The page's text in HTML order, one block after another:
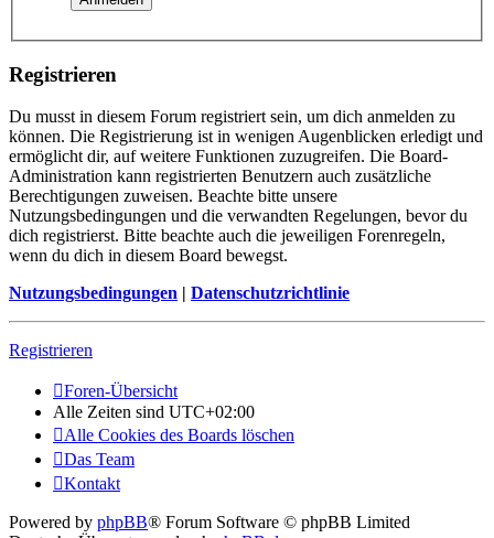
Registrieren
Du musst in diesem Forum registriert sein, um dich anmelden zu
können. Die Registrierung ist in wenigen Augenblicken erledigt und
ermöglicht dir, auf weitere Funktionen zuzugreifen. Die Board-
Administration kann registrierten Benutzern auch zusätzliche
Berechtigungen zuweisen. Beachte bitte unsere
Nutzungsbedingungen und die verwandten Regelungen, bevor du
dich registrierst. Bitte beachte auch die jeweiligen Forenregeln,
wenn du dich in diesem Board bewegst.
Nutzungsbedingungen | Datenschutzrichtlinie
Registrieren
Foren-Übersicht
Alle Zeiten sind UTC+02:00
Alle Cookies des Boards löschen
Das Team
Kontakt
Powered by phpBB® Forum Software © phpBB Limited